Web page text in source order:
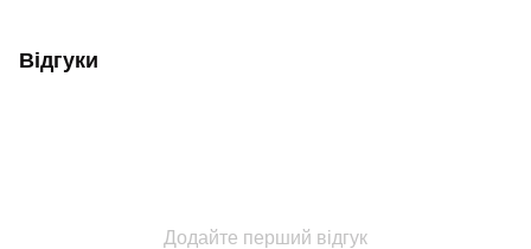
Відгуки
Додайте перший відгук